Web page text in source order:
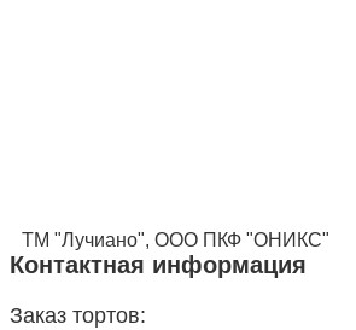
ТМ "Лучиано", ООО ПКФ "ОНИКС"
Контактная информация
Заказ тортов: